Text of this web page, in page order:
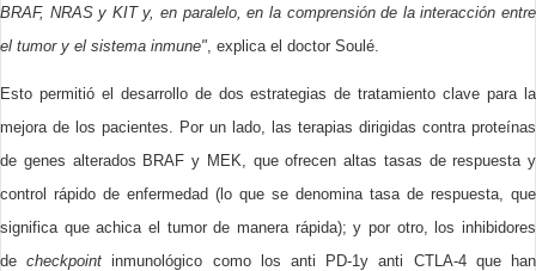
BRAF, NRAS y KIT y, en paralelo, en la comprensión de la interacción entre
el tumor y el sistema inmune", explica el doctor Soulé.
Esto permitió el desarrollo de dos estrategias de tratamiento clave para la
mejora de los pacientes. Por un lado, las terapias dirigidas contra proteínas
de genes alterados BRAF y MEK, que ofrecen altas tasas de respuesta y
control rápido de enfermedad (lo que se denomina tasa de respuesta, que
significa que achica el tumor de manera rápida); y por otro, los inhibidores
decheckpoint inmunológico como los anti PD-1y anti CTLA-4 que han